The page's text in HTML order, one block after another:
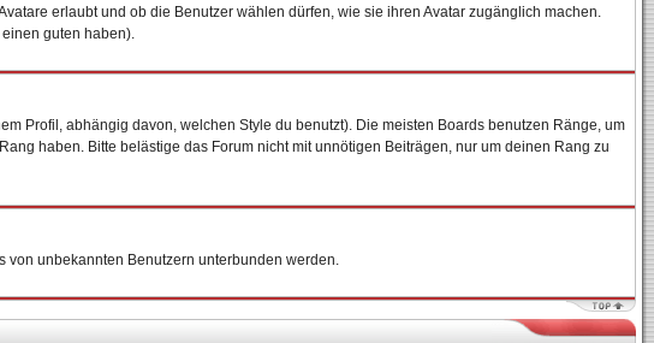
erlaubt und ob die Benutzer wählen dürfen, wie sie ihren Avatar zugänglich machen.
guten haben).
Profil, abhängig davon, welchen Style du benutzt). Die meisten Boards benutzen Ränge, um
haben. Bitte belästige das Forum nicht mit unnötigen Beiträgen, nur um deinen Rang zu
von unbekannten Benutzern unterbunden werden.